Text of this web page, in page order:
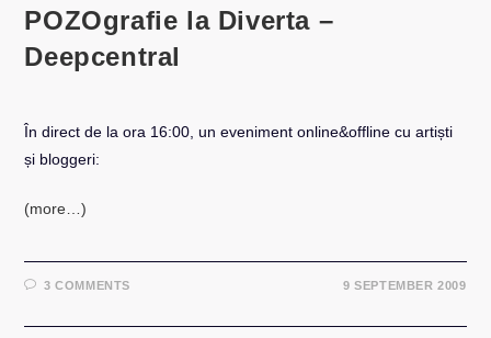
POZOgrafie la Diverta –
Deepcentral
În direct de la ora 16:00, un eveniment online&offline cu artiști
și bloggeri:
(more…)
3 COMMENTS 9 SEPTEMBER 2009